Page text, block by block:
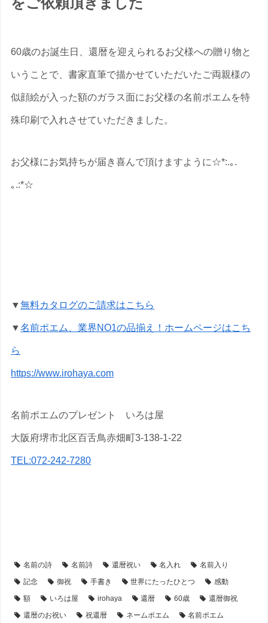
60歳のお誕生日、還暦を迎えられるお父様への贈り物と
いうことで、書家直筆で描かせていただいたご両親様の
似顔絵が入った額のガラス面にお父様の名前ポエムを特
殊印刷で入れさせていただきました。
お父様にお気持ちが届き喜んで頂けますように☆*:.｡.
｡.:*☆
▼無料カタログのご請求はこちら
▼名前ポエム、業界NO1の品揃え！ホームページはこち
ら
https://www.irohaya.com
名前ポエムのプレゼント いろは屋
大阪府堺市北区百舌鳥赤畑町3-138-1-22
TEL:072-242-7280
名前の詩 名前詩 還暦祝い 名入れ
名前入り
記念
御祝 手書き 世界にたったひとつ
感動
額
いろは屋 irohaya 還暦 60歳
還暦御祝
還暦のお祝い
祝還暦 ネームポエム 名前ポエム